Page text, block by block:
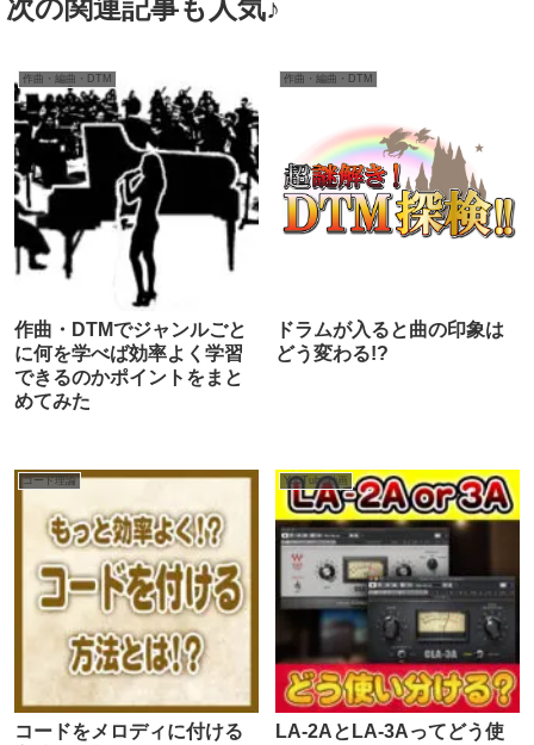
次の関連記事も人気♪
作曲・編曲・DTM
作曲・DTMでジャンルごと
に何を学べば効率よく学習
できるのかポイントをまと
めてみた
作曲・編曲・DTM
ドラムが入ると曲の印象は
どう変わる!?
コード理論
コードをメロディに付ける
YouTube動画
LA-2AとLA-3Aってどう使